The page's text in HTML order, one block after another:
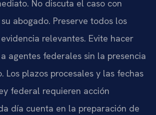
No discuta el caso con
abogado. Preserve todos los
relevantes. Evite hacer
agentes federales sin la presencia
Los plazos procesales y las fechas
federal requieren acción
día cuenta en la preparación de